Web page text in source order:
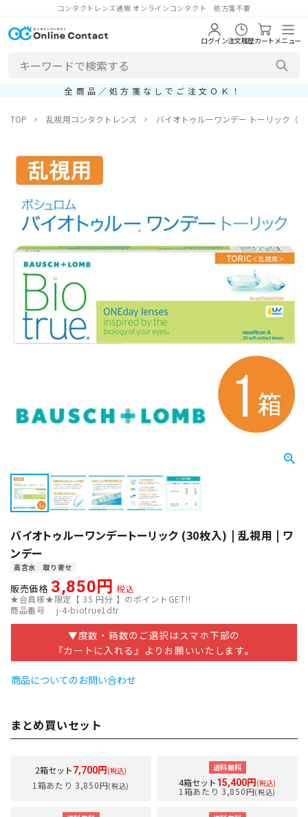
コンタクトレンズ通販 オンラインコンタクト 処方箋不要
ログイン注文履歴カートメニュー
全商品／処方箋なしでご注文ＯＫ！
TOP 乱視用コンタクトレンズ バイオトゥルーワンデー トーリック（
バイオトゥルーワンデートーリック (30枚入) | 乱視用 | ワ
ンデー
高含水 取り寄せ
販売価格 3,850
税込
★会員様★限定【 35 円分 】のポイントGET!!
商品番号
j-4-biotrue1dtr
▼度数・箱数のご選択はスマホ下部の
『カートに入れる』よりお願いいたします。
商品についてのお問い合わせ
まとめ買いセット
2箱セット7,700円 (税込)
1箱あたり 3,850円(税込)
送料無料
4箱セット15,400円 (税込)
1箱あたり 3,850円(税込)